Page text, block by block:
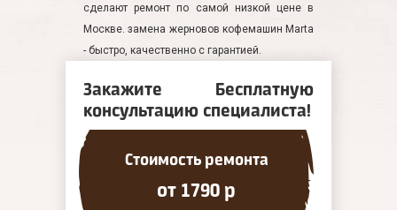
сделают ремонт по самой низкой цене в
Москве. замена жерновов кофемашин Marta
- быстро, качественно с гарантией.
Закажите Бесплатную
консультацию специалиста!
Стоимость ремонта
от 1790 р